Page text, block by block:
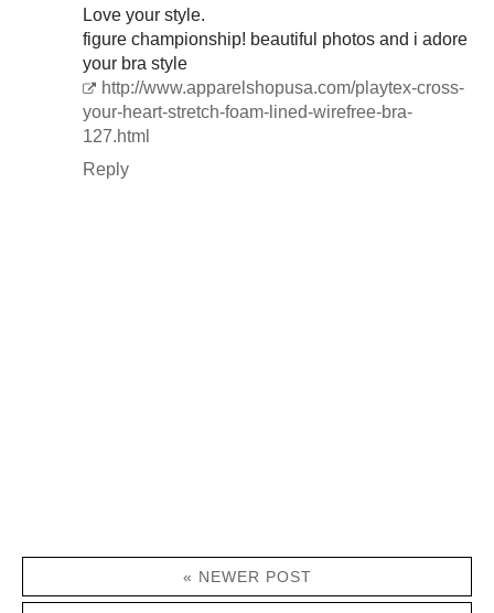
Love your style.
figure championship! beautiful photos and i adore
your bra style
http://www.apparelshopusa.com/playtex-cross-
your-heart-stretch-foam-lined-wirefree-bra-
127.html
Reply
« NEWER POST